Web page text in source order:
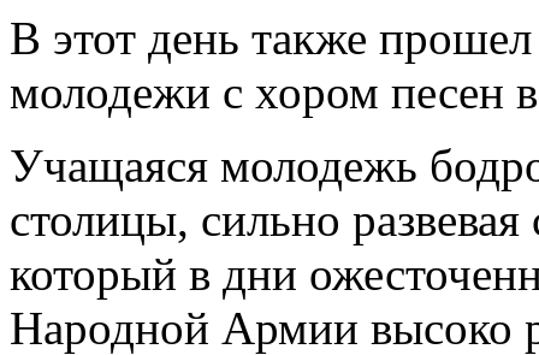
В этот день также
молодежи с хором песен
Учащаяся молодежь
столицы, сильно
который в дни
Народной Армии высоко